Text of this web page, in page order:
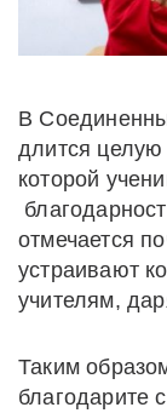
В
длится
которой
отмечается
устраивают
учителям,
Таким
благодарите